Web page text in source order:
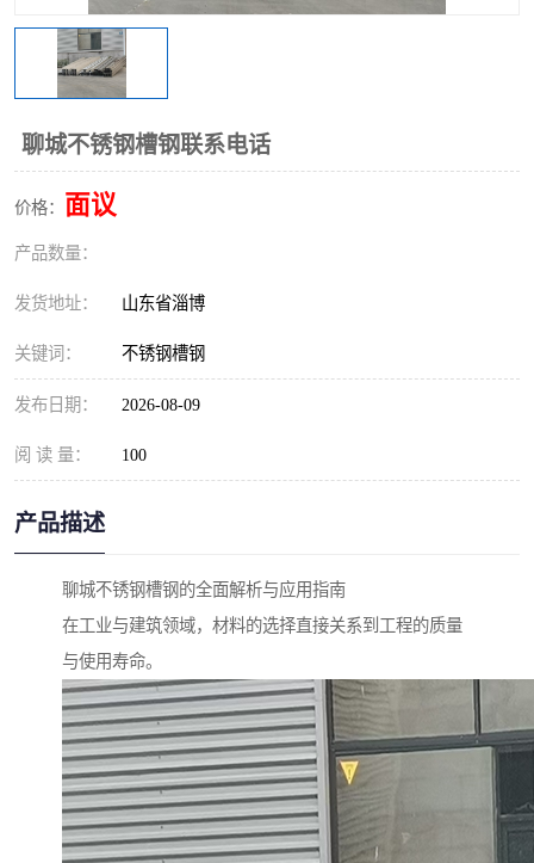
聊城不锈钢槽钢联系电话
价格： 面议
产品数量：
发货地址： 山东省淄博
关键词： 不锈钢槽钢
发布日期： 2026-08-09
阅 读 量： 100
产品描述
聊城不锈钢槽钢的全面解析与应用指南
在工业与建筑领域，材料的选择直接关系到工程的质量
与使用寿命。